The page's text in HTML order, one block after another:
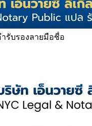
รับรองลายมือชื่อ